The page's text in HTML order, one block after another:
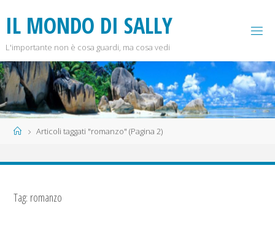
contenuto
IL MONDO DI SALLY
L'importante non è cosa guardi, ma cosa vedi
HomeArticoli taggati "romanzo" (Pagina 2)
Tag: romanzo